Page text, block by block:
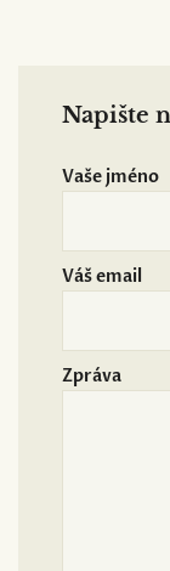
Napište
Vaše jméno
Váš email
Zpráva